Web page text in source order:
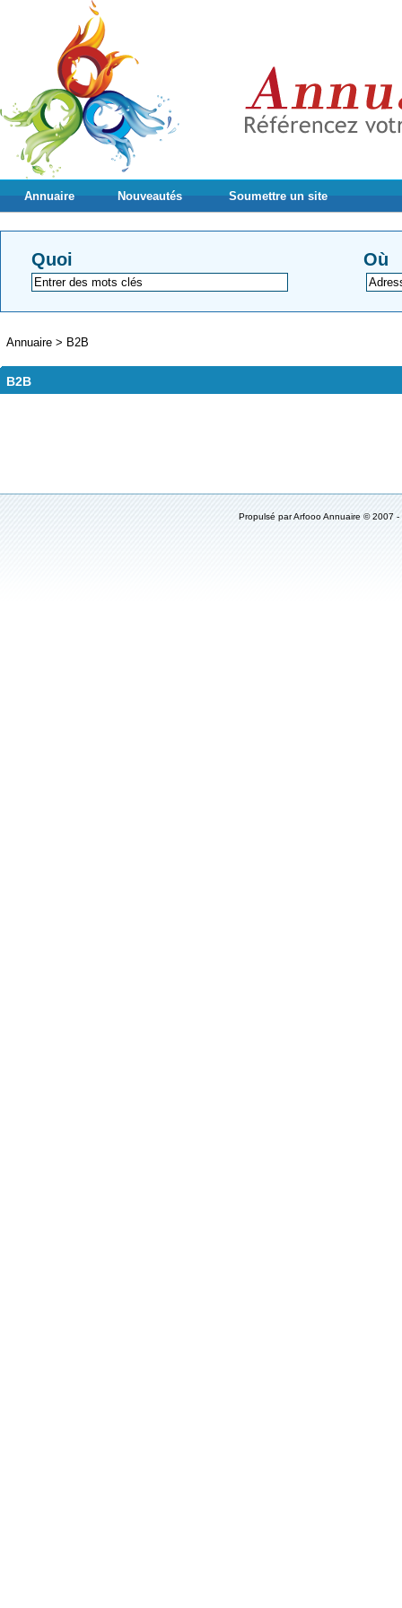
Annuaire Nouveautés Soumettre un site
Quoi Où
Annuaire > B2B
B2B
Propulsé parArfooo Annuaire © 2007